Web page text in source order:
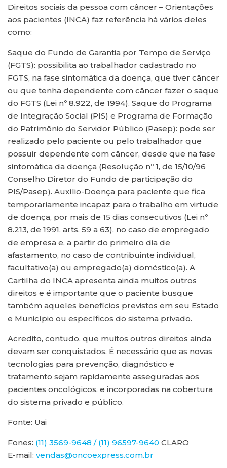
Direitos sociais da pessoa com câncer – Orientações
aos pacientes (INCA) faz referência há vários deles
como:
Saque do Fundo de Garantia por Tempo de Serviço
(FGTS): possibilita ao trabalhador cadastrado no
FGTS, na fase sintomática da doença, que tiver câncer
ou que tenha dependente com câncer fazer o saque
do FGTS (Lei nº 8.922, de 1994). Saque do Programa
de Integração Social (PIS) e Programa de Formação
do Patrimônio do Servidor Público (Pasep): pode ser
realizado pelo paciente ou pelo trabalhador que
possuir dependente com câncer, desde que na fase
sintomática da doença (Resolução nº 1, de 15/10/96
Conselho Diretor do Fundo de participação do
PIS/Pasep). Auxílio-Doença para paciente que fica
temporariamente incapaz para o trabalho em virtude
de doença, por mais de 15 dias consecutivos (Lei nº
8.213, de 1991, arts. 59 a 63), no caso de empregado
de empresa e, a partir do primeiro dia de
afastamento, no caso de contribuinte individual,
facultativo(a) ou empregado(a) doméstico(a). A
Cartilha do INCA apresenta ainda muitos outros
direitos e é importante que o paciente busque
também aqueles benefícios previstos em seu Estado
e Município ou específicos do sistema privado.
Acredito, contudo, que muitos outros direitos ainda
devam ser conquistados. É necessário que as novas
tecnologias para prevenção, diagnóstico e
tratamento sejam rapidamente asseguradas aos
pacientes oncológicos, e incorporadas na cobertura
do sistema privado e público.
Fonte: Uai
Fones: (11) 3569-9648 / (11) 96597-9640 CLARO
E-mail: vendas@oncoexpress.com.br